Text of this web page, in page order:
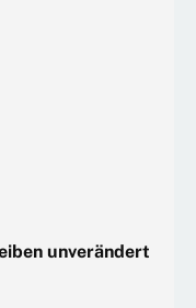
unverändert